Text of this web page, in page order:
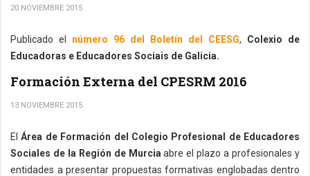
20 NOVIEMBRE 2015
Publicado el número 96 del Boletín del CEESG, Colexio de
Educadoras e Educadores Sociais de Galicia.
Formación Externa del CPESRM 2016
13 NOVIEMBRE 2015
ElÁrea de Formación del Colegio Profesional de Educadores
Sociales de la Región de Murcia abre el plazo a profesionales y
entidades a presentar propuestas formativas englobadas dentro